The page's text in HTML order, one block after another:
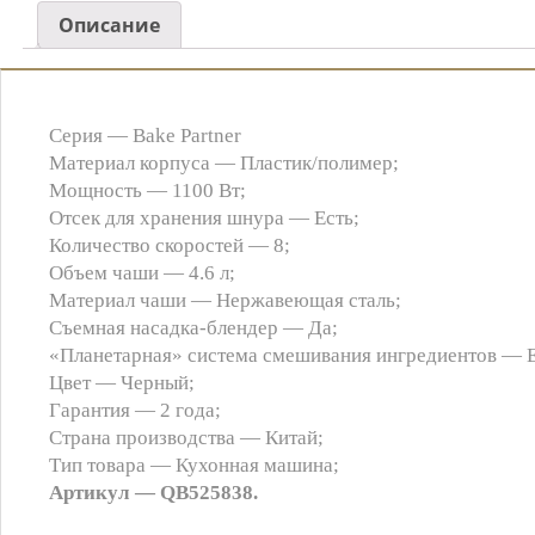
Описание
Серия — Bake Partner
Материал корпуса — Пластик/полимер;
Мощность — 1100 Вт;
Отсек для хранения шнура — Есть;
Количество скоростей — 8;
Объем чаши — 4.6 л;
Материал чаши — Нержавеющая сталь;
Съемная насадка-блендер — Да;
«Планетарная» система смешивания ингредиентов —
Цвет — Черный;
Гарантия — 2 года;
Страна производства — Китай;
Тип товара — Кухонная машина;
Артикул — QB525838.